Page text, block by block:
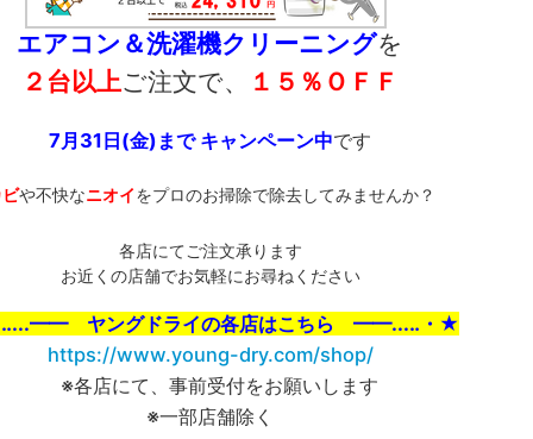
エアコン＆洗濯機クリーニングを
２台以上ご注文で、 １５％ＯＦＦ
7月31日(金)まで キャンペーン中です
や不快なニオイをプロのお掃除で除去してみませんか？
各店にてご注文承ります
お近くの店舗でお気軽にお尋ねください
ヤングドライの各店はこちら ━━...‥・★
https://www.young-dry.com/shop/
※各店にて、事前受付をお願いします
※一部店舗除く